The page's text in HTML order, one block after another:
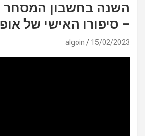
השנה בחשבון המסחר
– סיפורו האישי של
15/02/2023
algoin